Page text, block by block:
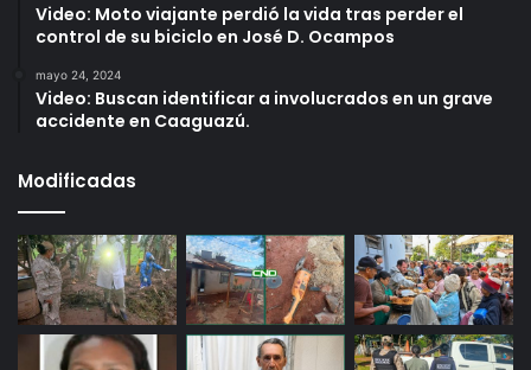
Video: Moto viajante perdió la vida tras perder el
control de su biciclo en José D. Ocampos
mayo 24, 2024
Video: Buscan identificar a involucrados en un grave
accidente en Caaguazú.
Modificadas